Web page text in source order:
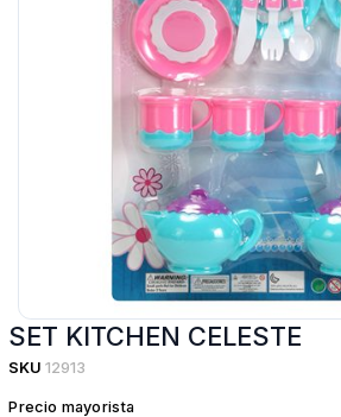
SET KITCHEN CELESTE
SKU 12913
Precio mayorista